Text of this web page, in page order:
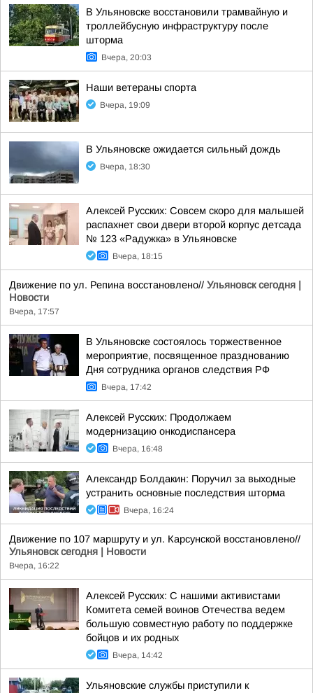
В Ульяновске восстановили трамвайную и
троллейбусную инфраструктуру после
шторма
Вчера, 20:03
Наши ветераны спорта
Вчера, 19:09
В Ульяновске ожидается сильный дождь
Вчера, 18:30
Алексей Русских: Совсем скоро для малышей
распахнет свои двери второй корпус детсада
№ 123 «Радужка» в Ульяновске
Вчера, 18:15
Движение по ул. Репина восстановлено// Ульяновск сегодня |
Новости
Вчера, 17:57
В Ульяновске состоялось торжественное
мероприятие, посвященное празднованию
Дня сотрудника органов следствия РФ
Вчера, 17:42
Алексей Русских: Продолжаем
модернизацию онкодиспансера
Вчера, 16:48
Александр Болдакин: Поручил за выходные
устранить основные последствия шторма
Вчера, 16:24
Движение по 107 маршруту и ул. Карсунской восстановлено//
Ульяновск сегодня | Новости
Вчера, 16:22
Алексей Русских: С нашими активистами
Комитета семей воинов Отечества ведем
большую совместную работу по поддержке
бойцов и их родных
Вчера, 14:42
Ульяновские службы приступили к